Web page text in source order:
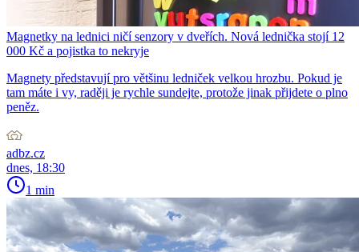
Magnetky na lednici ničí senzory v dveřích. Nová lednička stojí 12
000 Kč a pojistka to nekryje
Magnety představují pro většinu ledniček velkou hrozbu. Pokud je
tam máte i vy, raději je rychle sundejte, protože jinak přijdete o plno
peněz.
adbz.cz
dnes, 18:30
1 min